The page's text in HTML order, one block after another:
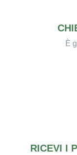
È
RICEVI I